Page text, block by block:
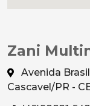
Zani
Avenida
Cascavel/PR -